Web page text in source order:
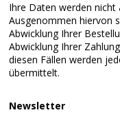
Ihre Daten werden
Ausgenommen hiervon
Abwicklung Ihrer
Abwicklung Ihrer
diesen Fällen werden
übermittelt.
Newsletter